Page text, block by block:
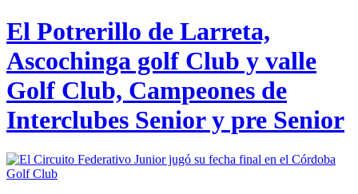
El Potrerillo de Larreta,
Ascochinga golf Club y valle
Golf Club, Campeones de
Interclubes Senior y pre Senior